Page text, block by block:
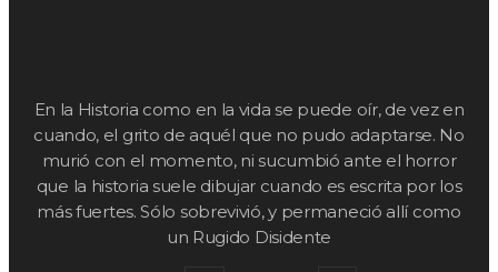
En la Historia como en la vida se puede oír, de vez en
cuando, el grito de aquél que no pudo adaptarse. No
murió con el momento, ni sucumbió ante el horror
que la historia suele dibujar cuando es escrita por los
más fuertes. Sólo sobrevivió, y permaneció allí como
un Rugido Disidente